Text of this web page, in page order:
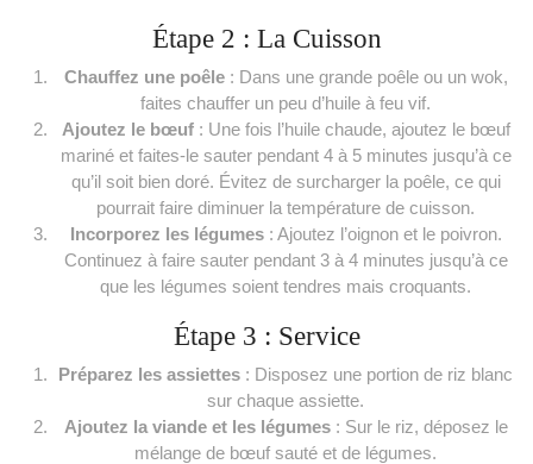
Étape 2 : La Cuisson
Chauffez une poêle: Dans une grande poêle ou un wok,
faites chauffer un peu d’huile à feu vif.
Ajoutez le bœuf: Une fois l’huile chaude, ajoutez le bœuf
mariné et faites-le sauter pendant 4 à 5 minutes jusqu’à ce
qu’il soit bien doré. Évitez de surcharger la poêle, ce qui
pourrait faire diminuer la température de cuisson.
Incorporez les légumes: Ajoutez l’oignon et le poivron.
Continuez à faire sauter pendant 3 à 4 minutes jusqu’à ce
que les légumes soient tendres mais croquants.
Étape 3 : Service
Préparez les assiettes : Disposez une portion de riz blanc
sur chaque assiette.
Ajoutez la viande et les légumes: Sur le riz, déposez le
mélange de bœuf sauté et de légumes.